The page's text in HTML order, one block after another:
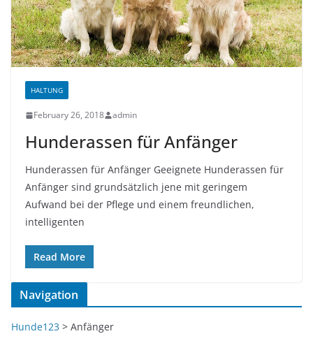
HALTUNG
February 26, 2018 admin
Hunderassen für Anfänger
Hunderassen für Anfänger Geeignete Hunderassen für
Anfänger sind grundsätzlich jene mit geringem
Aufwand bei der Pflege und einem freundlichen,
intelligenten
Read More
Navigation
Hunde123 > Anfänger